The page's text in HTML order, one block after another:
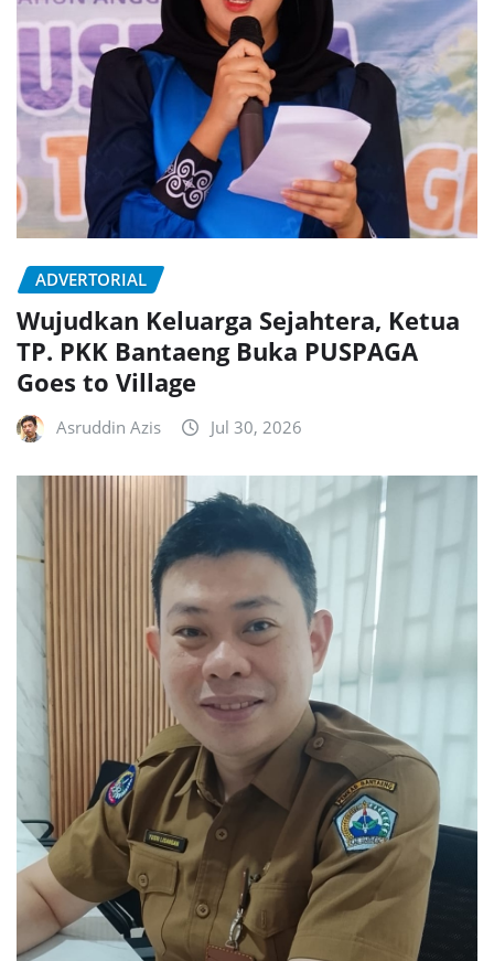
ADVERTORIAL
Wujudkan Keluarga Sejahtera, Ketua
TP. PKK Bantaeng Buka PUSPAGA
Goes to Village
Asruddin Azis Jul 30, 2026